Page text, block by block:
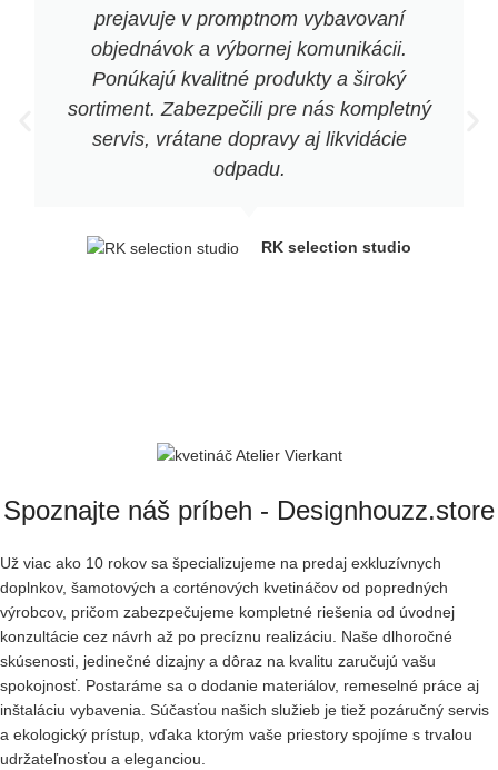
prejavuje v promptnom vybavovaní
objednávok a výbornej komunikácii.
Ponúkajú kvalitné produkty a široký
sortiment. Zabezpečili pre nás kompletný
servis, vrátane dopravy aj likvidácie
odpadu.
RK selection studio
Spoznajte náš príbeh - Designhouzz.store
Už viac ako 10 rokov sa špecializujeme na predaj exkluzívnych
doplnkov, šamotových a corténových kvetináčov od popredných
výrobcov, pričom zabezpečujeme kompletné riešenia od úvodnej
konzultácie cez návrh až po precíznu realizáciu. Naše dlhoročné
skúsenosti, jedinečné dizajny a dôraz na kvalitu zaručujú vašu
spokojnosť. Postaráme sa o dodanie materiálov, remeselné práce aj
inštaláciu vybavenia. Súčasťou našich služieb je tiež pozáručný servis
a ekologický prístup, vďaka ktorým vaše priestory spojíme s trvalou
udržateľnosťou a eleganciou.